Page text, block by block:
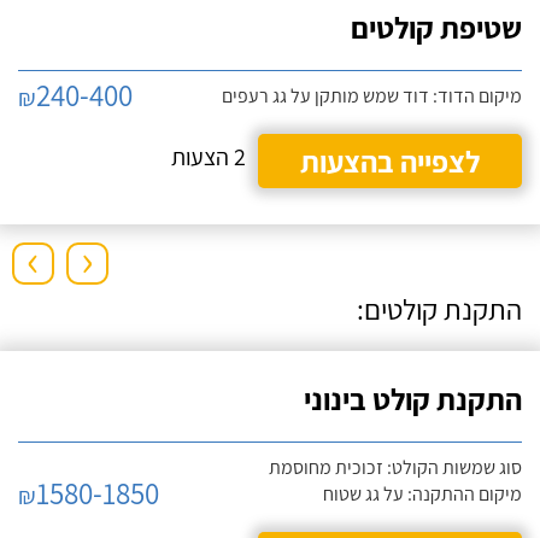
שטיפת קולטים
מיקום הדוד: דוד שמש מותקן על גג רעפים ₪240-400
לצפייה בהצעות
2 הצעות
› ‹
התקנת קולטים:
התקנת קולט בינוני
סוג שמשות הקולט: זכוכית מחוסמת
מיקום ההתקנה: על גג שטוח
₪1580-1850